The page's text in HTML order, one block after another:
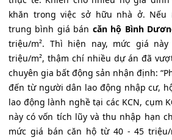
khăn trong việc sở hữu nhà ở. Nếu
trung bình giá bán căn hộ Bình
triệu/m². Thì hiện nay, mức giá
triệu/m², thậm chí nhiều dự án đã
chuyên gia bất động sản nhận định:
đến từ người dân lao động nhập cư,
lao động lành nghề tại các KCN, cụm
này có vốn tích lũy và thu nhập hạn
mức giá bán căn hộ từ 40 - 45